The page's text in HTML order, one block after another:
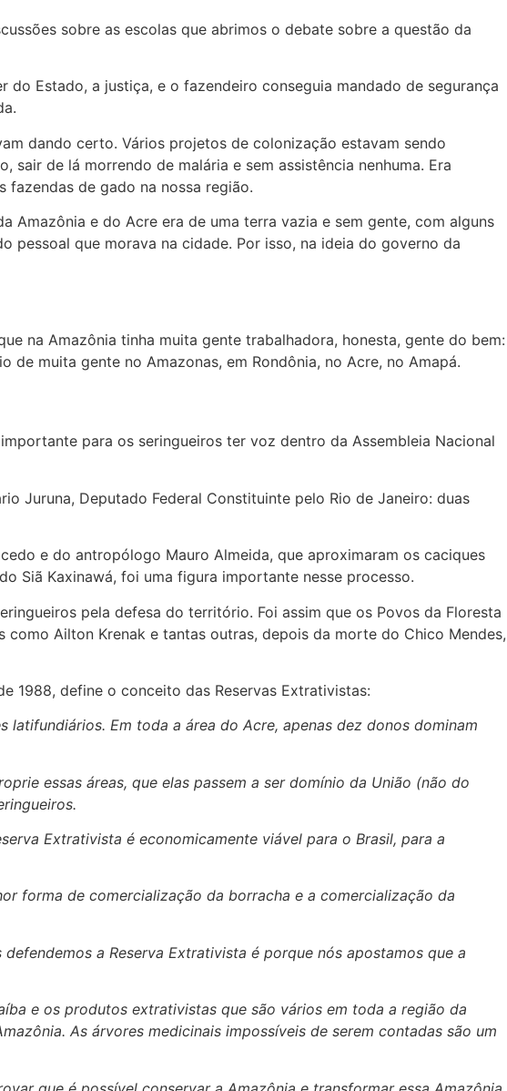
sobre as escolas que abrimos o debate sobre a questão da
Estado, a justiça, e o fazendeiro conseguia mandado de segurança
dando certo. Vários projetos de colonização estavam sendo
sair de lá morrendo de malária e sem assistência nenhuma. Era
de gado na nossa região.
Amazônia e do Acre era de uma terra vazia e sem gente, com alguns
pessoal que morava na cidade. Por isso, na ideia do governo da
na Amazônia tinha muita gente trabalhadora, honesta, gente do bem:
muita gente no Amazonas, em Rondônia, no Acre, no Amapá.
para os seringueiros ter voz dentro da Assembleia Nacional
Juruna, Deputado Federal Constituinte pelo Rio de Janeiro: duas
e do antropólogo Mauro Almeida, que aproximaram os caciques
Siã Kaxinawá, foi uma figura importante nesse processo.
pela defesa do território. Foi assim que os Povos da Floresta
Ailton Krenak e tantas outras, depois da morte do Chico Mendes,
1988, define o conceito das Reservas Extrativistas:
Em toda a área do Acre, apenas dez donos dominam
essas áreas, que elas passem a ser domínio da União (não do
Extrativista é economicamente viável para o Brasil, para a
forma de comercialização da borracha e a comercialização da
a Reserva Extrativista é porque nós apostamos que a
e os produtos extrativistas que são vários em toda a região da
As árvores medicinais impossíveis de serem contadas são um